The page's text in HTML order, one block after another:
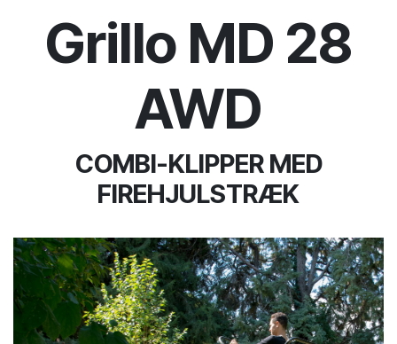
Grillo MD 28
AWD
COMBI-KLIPPER MED
FIREHJULSTRÆK